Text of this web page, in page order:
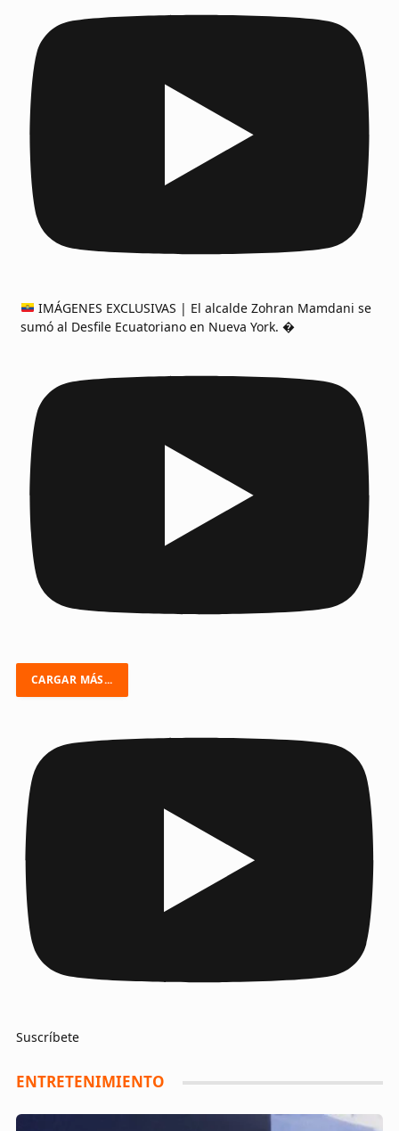
IMÁGENES EXCLUSIVAS | El alcalde Zohran Mamdani se
sumó al Desfile Ecuatoriano en Nueva York. �
CARGAR MÁS...
Suscríbete
ENTRETENIMIENTO